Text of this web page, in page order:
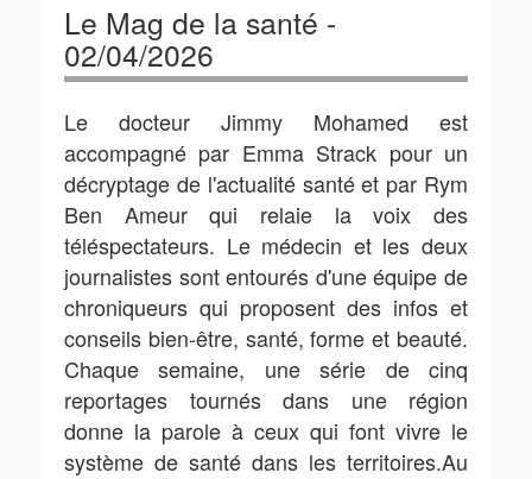
Le Mag de la santé -
02/04/2026
Le docteur Jimmy Mohamed est
accompagné par Emma Strack pour un
décryptage de l'actualité santé et par Rym
Ben Ameur qui relaie la voix des
téléspectateurs. Le médecin et les deux
journalistes sont entourés d'une équipe de
chroniqueurs qui proposent des infos et
conseils bien-être, santé, forme et beauté.
Chaque semaine, une série de cinq
reportages tournés dans une région
donne la parole à ceux qui font vivre le
système de santé dans les territoires.Au